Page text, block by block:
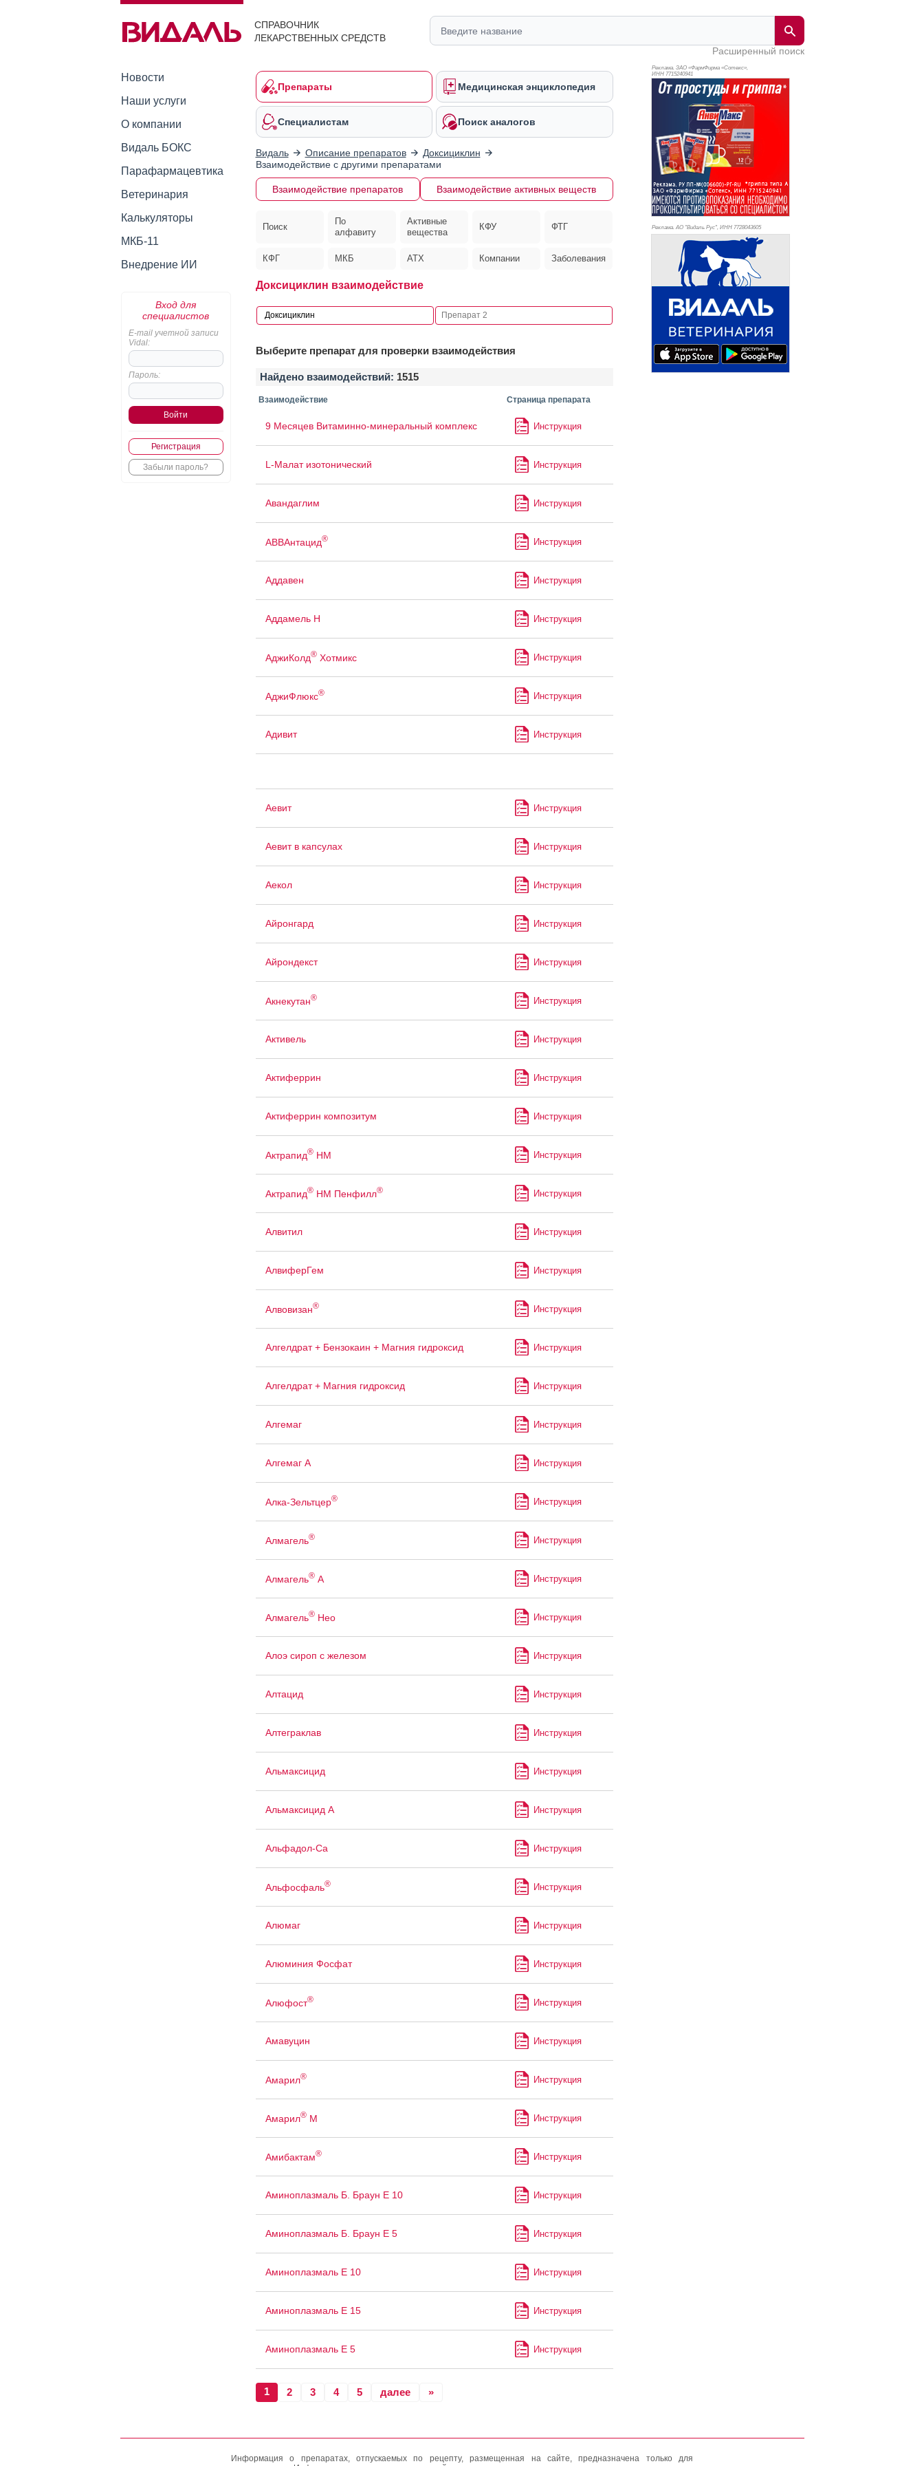
СПРАВОЧНИК
ЛЕКАРСТВЕННЫХ СРЕДСТВ
Расширенный поиск
Новости
Наши услуги
О компании
Видаль БОКС
Парафармацевтика
Ветеринария
Калькуляторы
МКБ-11
Внедрение ИИ
Вход для
специалистов
E-mail учетной записи
Vidal:
Пароль:
Регистрация
Забыли пароль?
Препараты Медицинская энциклопедия
Специалистам Поиск аналогов
Видаль Описание препаратов
Доксициклин
Взаимодействие с другими препаратами
Взаимодействие препаратов Взаимодействие активных веществ
Поиск
По
алфавиту
Активные
вещества
КФУ ФТГ
КФГ МКБ АТХ Компании Заболевания
Доксициклин взаимодействие
Выберите препарат для проверки взаимодействия
Найдено взаимодействий: 1515
Взаимодействие Страница препарата
9 Месяцев Витаминно-минеральный комплекс Инструкция
L-Малат изотонический Инструкция
Авандаглим Инструкция
АВВАнтацид® Инструкция
Аддавен Инструкция
Аддамель Н Инструкция
АджиКолд®Хотмикс Инструкция
АджиФлюкс® Инструкция
Адивит Инструкция
Аевит Инструкция
Аевит в капсулах Инструкция
Аекол Инструкция
Айронгард Инструкция
Айрондекст Инструкция
Акнекутан® Инструкция
Активель Инструкция
Актиферрин Инструкция
Актиферрин композитум Инструкция
Актрапид®НМ Инструкция
Актрапид®НМ Пенфилл® Инструкция
Алвитил Инструкция
АлвиферГем Инструкция
Алвовизан® Инструкция
Алгелдрат + Бензокаин + Магния гидроксид Инструкция
Алгелдрат + Магния гидроксид Инструкция
Алгемаг Инструкция
Алгемаг А Инструкция
Алка-Зельтцер® Инструкция
Алмагель® Инструкция
Алмагель®А Инструкция
Алмагель®Нео Инструкция
Алоэ сироп с железом Инструкция
Алтацид Инструкция
Алтеграклав Инструкция
Альмаксицид Инструкция
Альмаксицид А Инструкция
Альфадол-Са Инструкция
Альфосфаль® Инструкция
Алюмаг Инструкция
Алюминия Фосфат Инструкция
Алюфост® Инструкция
Амавуцин Инструкция
Амарил® Инструкция
Амарил®М Инструкция
Амибактам® Инструкция
Аминоплазмаль Б. Браун Е 10 Инструкция
Аминоплазмаль Б. Браун Е 5 Инструкция
Аминоплазмаль Е 10 Инструкция
Аминоплазмаль Е 15 Инструкция
Аминоплазмаль Е 5 Инструкция
1 2 3 4 5 далее »
Реклама. ЗАО «ФармФирма «Сотекс»,
ИНН 7715240941
Реклама. АО "Видаль Рус", ИНН 7728043605
Информация о препаратах, отпускаемых по рецепту, размещенная на сайте, предназначена только для